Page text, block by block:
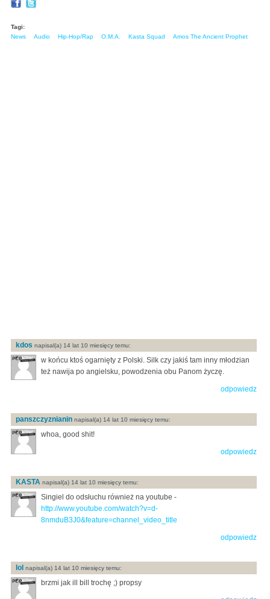
Tagi:
News
Audio Hip-Hop/Rap O.M.A. Kasta Squad Amos The Ancient Prophet
kdos napisal(a) 14 lat 10 miesięcy temu:
w końcu ktoś ogarnięty z Polski. Silk czy jakiś tam inny młodzian
też nawija po angielsku, powodzenia obu Panom życzę.
odpowiedz
panszczyznianin napisal(a) 14 lat 10 miesięcy temu:
whoa, good shit!
odpowiedz
KASTA napisal(a) 14 lat 10 miesięcy temu:
Singiel do odsłuchu również na youtube -
http://www.youtube.com/watch?v=d-
8nmduB3J0&feature=channel_video_title
odpowiedz
lol napisal(a) 14 lat 10 miesięcy temu:
brzmi jak ill bill trochę ;) propsy